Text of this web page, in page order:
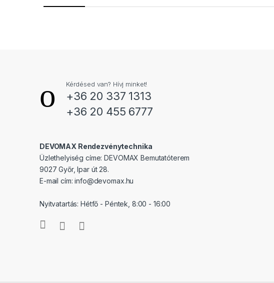
Kérdésed van? Hívj minket!
+36 20 337 1313
+36 20 455 6777
DEVOMAX Rendezvénytechnika
Üzlethelyiség címe: DEVOMAX Bemutatóterem
9027 Győr, Ipar út 28.
E-mail cím:info@devomax.hu
Nyitvatartás: Hétfő - Péntek, 8:00 - 16:00